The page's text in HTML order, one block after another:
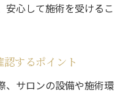
安心して施術を受けるこ
するポイント
、サロンの設備や施術環